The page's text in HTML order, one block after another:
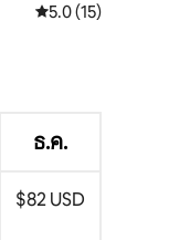
คะแนนเฉลี่ย 5.0 จาก
5.0 (15)
ธ.ค.
$82 USD